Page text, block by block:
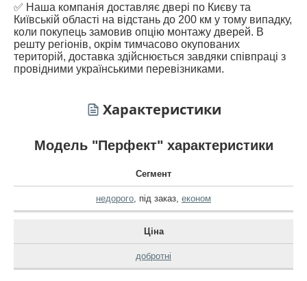
✅ Наша компанія доставляє двері по Києву та
Київській області на відстань до 200 км у тому випадку,
коли покупець замовив опцію монтажу дверей. В
решту регіонів, окрім тимчасово окупованих
територій, доставка здійснюється завдяки співпраці з
провідними українськими перевізниками.
Характеристики
Модель "Перфект" характеристики
Сегмент
недорого під заказ економ
Ціна
добротні